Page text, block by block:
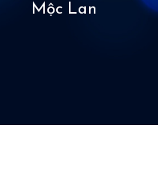
Mộc Lan